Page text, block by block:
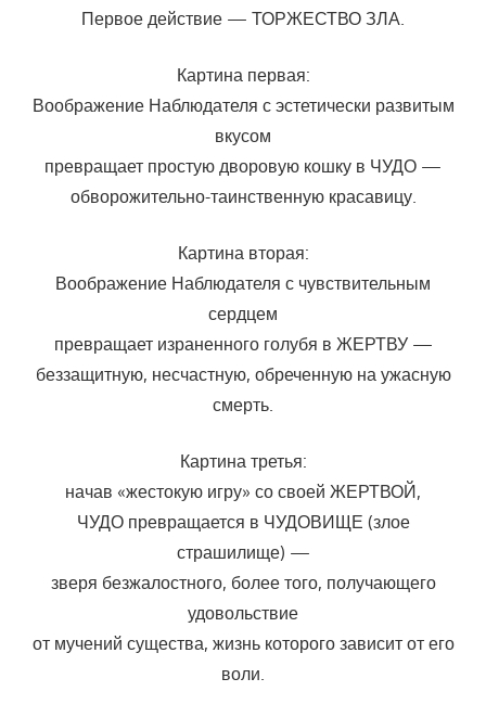
Первое действие — ТОРЖЕСТВО ЗЛА.
Картина первая:
Воображение Наблюдателя с эстетически развитым
вкусом
превращает простую дворовую кошку в ЧУДО —
обворожительно-таинственную красавицу.
Картина вторая:
Воображение Наблюдателя с чувствительным
сердцем
превращает израненного голубя в ЖЕРТВУ —
беззащитную, несчастную, обреченную на ужасную
смерть.
Картина третья:
начав «жестокую игру» со своей ЖЕРТВОЙ,
ЧУДО превращается в ЧУДОВИЩЕ (злое
страшилище) —
зверя безжалостного, более того, получающего
удовольствие
от мучений существа, жизнь которого зависит от его
воли.